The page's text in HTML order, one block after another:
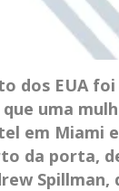
dos EUA
uma
em Miami
da porta,
Spillman,